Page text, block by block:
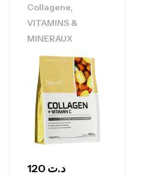
GH SURGE 90 CAPSULES
Autres
Collagene,
VITAMINS &
MINERAUX
د.ت